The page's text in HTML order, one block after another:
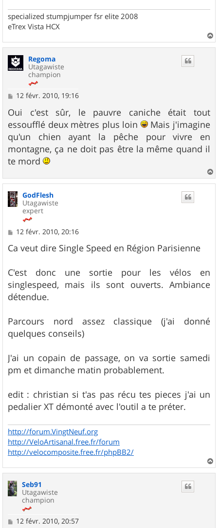
specialized stumpjumper fsr elite 2008
eTrex Vista HCX
a
Regoma
Utagawiste
champion
M
s
s
a
g
e
12 févr. 2010, 19:16
Oui c'est sûr, le pauvre caniche était tout
essoufflé deux mètres plus loin
Mais j'imagine
qu'un chien ayant la pêche pour vivre en
montagne, ça ne doit pas être la même quand il
te mord
a
GodFlesh
Utagawiste
expert
M
s
s
g
e
12 févr. 2010, 20:16
Ca veut dire Single Speed en Région Parisienne
C'est donc une sortie pour les vélos en
singlespeed, mais ils sont ouverts. Ambiance
détendue.
Parcours nord assez classique (j'ai donné
quelques conseils)
J'ai un copain de passage, on va sortie samedi
pm et dimanche matin probablement.
edit : christian si t'as pas récu tes pieces j'ai un
pedalier XT démonté avec l'outil a te préter.
http://forum.VingtNeuf.org
http://VeloArtisanal.free.fr/forum
http://velocomposite.free.fr/phpBB2/
a
Seb91
Utagawiste
champion
M12 févr. 2010, 20:57